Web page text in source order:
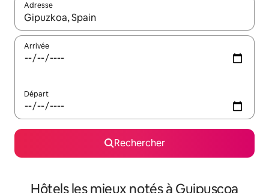
Adresse
Lorsque les résultats s'affichent, utilisez les flèches vers le
Arrivée
Départ
Rechercher
Hôtels les mieux notés à Guipuscoa